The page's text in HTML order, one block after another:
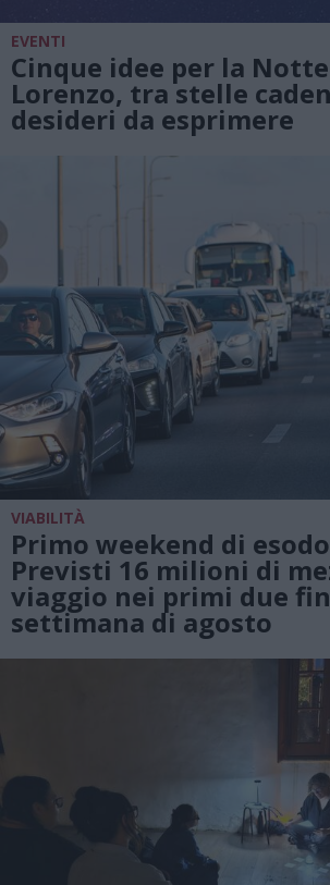
EVENTI
Cinque idee per la
Lorenzo, tra stelle
desideri da esprimere
VIABILITÀ
Primo weekend di
Previsti 16 milioni di
viaggio nei primi due
settimana di agosto